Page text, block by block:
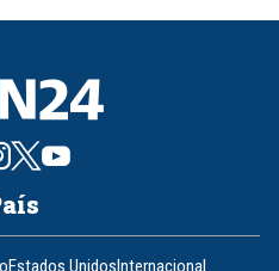
Estados UnidosInternacional